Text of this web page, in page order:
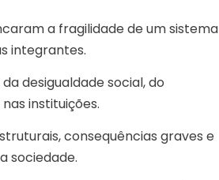
a fragilidade de um sistema
integrantes.
desigualdade social, do
instituições.
consequências graves e
sociedade.